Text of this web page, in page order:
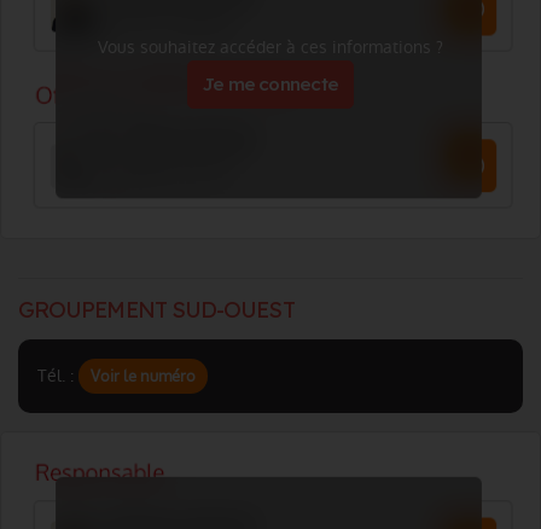
Vous souhaitez accéder à ces informations ?
Je me connecte
GROUPEMENT SUD-OUEST
Tél. : Voir le numéro